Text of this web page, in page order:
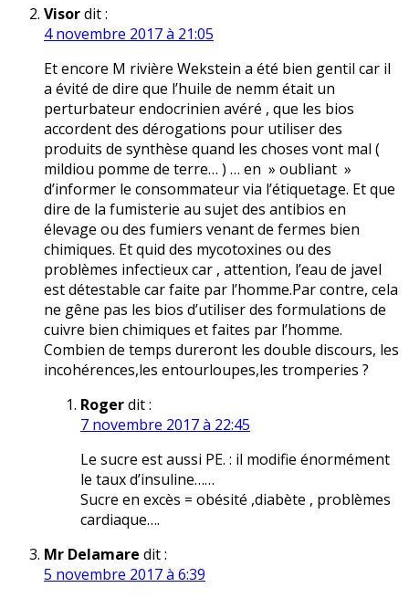
Visordit :
4 novembre 2017 à 21:05
Et encore M rivière Wekstein a été bien gentil car il
a évité de dire que l’huile de nemm était un
perturbateur endocrinien avéré , que les bios
accordent des dérogations pour utiliser des
produits de synthèse quand les choses vont mal (
mildiou pomme de terre… ) … en » oubliant »
d’informer le consommateur via l’étiquetage. Et que
dire de la fumisterie au sujet des antibios en
élevage ou des fumiers venant de fermes bien
chimiques. Et quid des mycotoxines ou des
problèmes infectieux car , attention, l’eau de javel
est détestable car faite par l’homme.Par contre, cela
ne gêne pas les bios d’utiliser des formulations de
cuivre bien chimiques et faites par l’homme.
Combien de temps dureront les double discours, les
incohérences,les entourloupes,les tromperies ?
Rogerdit :
7 novembre 2017 à 22:45
Le sucre est aussi PE. : il modifie énormément
le taux d’insuline……
Sucre en excès = obésité ,diabète , problèmes
cardiaque….
Mr Delamare dit :
5 novembre 2017 à 6:39